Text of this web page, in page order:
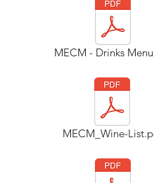
MECM - Drinks
MECM_Wine-